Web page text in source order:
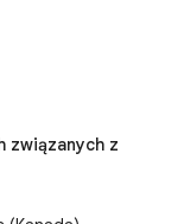
związanych z